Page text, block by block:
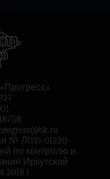
№ Л035-01220-
по контролю и
Иркутской
2018 г.